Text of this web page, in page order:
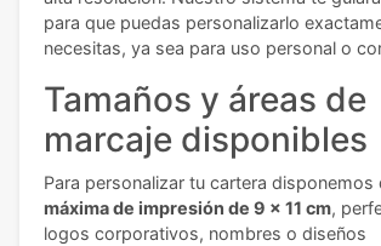
para que puedas personalizarlo
necesitas, ya sea para uso personal o
Tamaños y áreas de
marcaje disponibles
Para personalizar tu cartera disponemos
máxima de impresión de 9 x 11 cm,
logos corporativos, nombres o diseños